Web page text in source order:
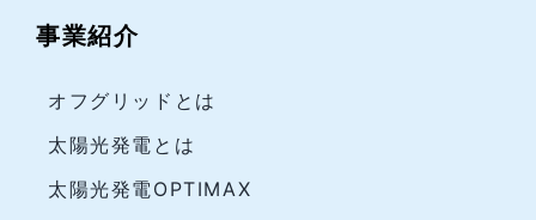
事業紹介
オフグリッドとは
太陽光発電とは
太陽光発電OPTIMAX